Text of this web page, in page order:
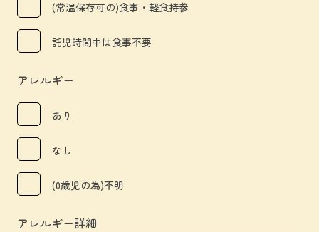
(常温保存可の)食事・軽食持参
託児時間中は食事不要
アレルギー
あり
なし
(0歳児の為)不明
アレルギー詳細